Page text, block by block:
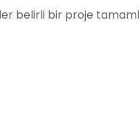
belirli bir proje